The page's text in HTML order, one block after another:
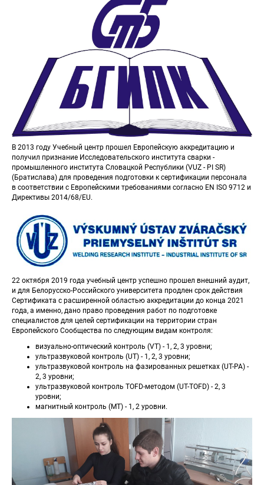
В 2013 году Учебный центр прошел Европейскую аккредитацию и
получил признание Исследовательского института сварки -
промышленного института Словацкой Республики (VUZ - PI SR)
(Братислава) для проведения подготовки к сертификации персонала
в соответствии с Европейскими требованиями согласно EN ISO 9712 и
Директивы 2014/68/EU.
22 октября 2019 года учебный центр успешно прошел внешний аудит,
и для Белорусско-Российского университета продлен срок действия
Сертификата с расширенной областью аккредитации до конца 2021
года, а именно, дано право проведения работ по подготовке
специалистов для целей сертификации на территории стран
Европейского Сообщества по следующим видам контроля:
визуально-оптический контроль (VT) - 1, 2, 3 уровни;
ультразвуковой контроль (UT) - 1, 2, 3 уровни;
ультразвуковой контроль на фазированных решетках (UT-PA) -
2, 3 уровни;
ультразвуковой контроль TOFD-методом (UT-TOFD) - 2, 3
уровни;
магнитный контроль (MT) - 1, 2 уровни.